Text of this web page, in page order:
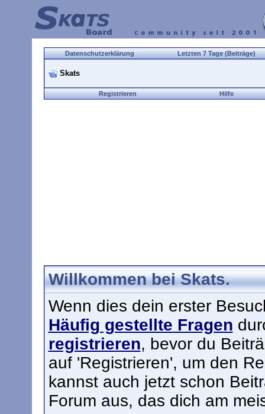
Datenschutzerklärung Letzten 7 Tage (Beiträge)
Skats
Registrieren Hilfe
Willkommen bei Skats.
Wenn dies dein erster
Häufig gestellte Fragen
registrieren, bevor du
auf 'Registrieren', um den
kannst auch jetzt schon
Forum aus, das dich am